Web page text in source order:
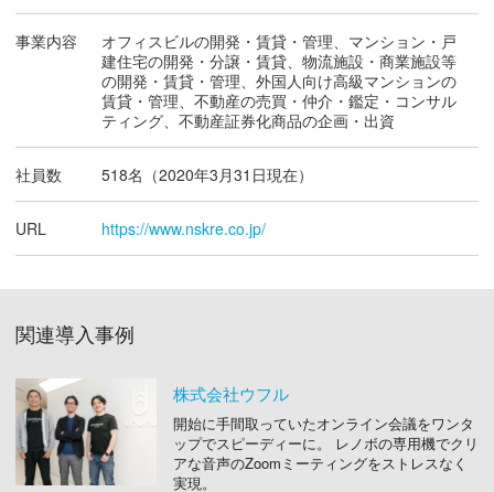
事業内容
オフィスビルの開発・賃貸・管理、マンション・戸
建住宅の開発・分譲・賃貸、物流施設・商業施設等
の開発・賃貸・管理、外国人向け高級マンションの
賃貸・管理、不動産の売買・仲介・鑑定・コンサル
ティング、不動産証券化商品の企画・出資
社員数 518名（2020年3月31日現在）
URL https://www.nskre.co.jp/
関連導入事例
株式会社ウフル
開始に手間取っていたオンライン会議をワンタ
ップでスピーディーに。 レノボの専用機でクリ
アな音声のZoomミーティングをストレスなく
実現。